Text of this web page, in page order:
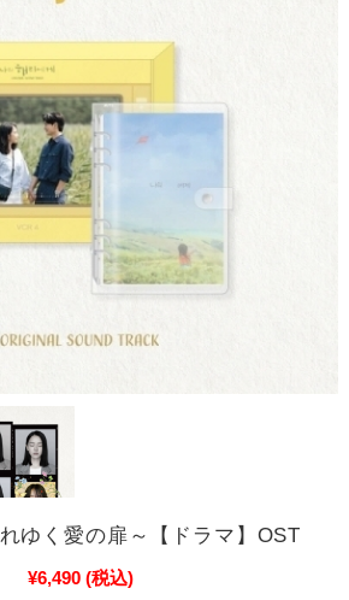
ゆく愛の扉～【ドラマ】OST
¥6,490 (税込)